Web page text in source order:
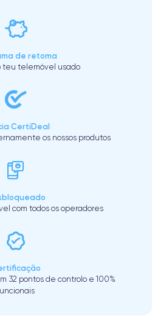
de retoma
teu telemóvel usado
CertiDeal
os nossos produtos
com todos os operadores
32 pontos de controlo e 100%